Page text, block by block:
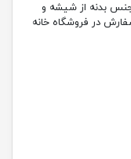
قطر 35 و 53 سانتیمتر جنس بدنه از شیشه و
در فروشگاه خانه